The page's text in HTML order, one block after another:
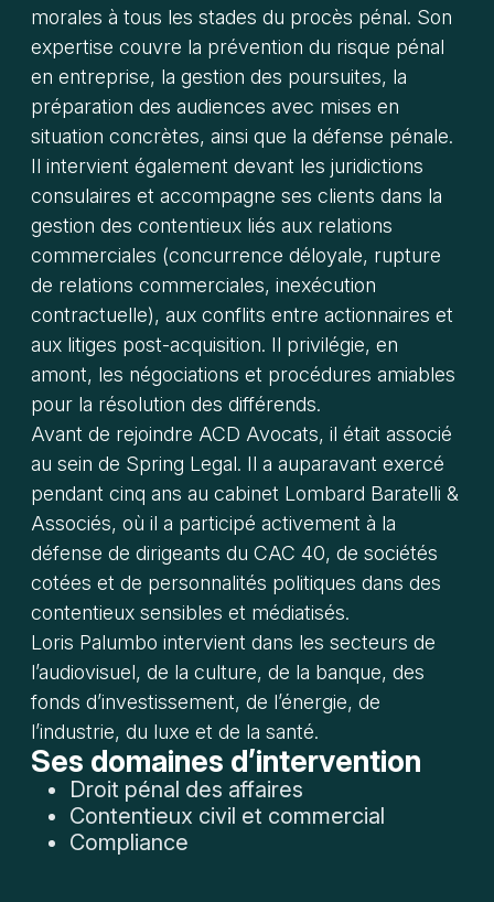
morales à tous les stades du procès pénal. Son
expertise couvre la prévention du risque pénal
en entreprise, la gestion des poursuites, la
préparation des audiences avec mises en
situation concrètes, ainsi que la défense pénale.
Il intervient également devant les juridictions
consulaires et accompagne ses clients dans la
gestion des contentieux liés aux relations
commerciales (concurrence déloyale, rupture
de relations commerciales, inexécution
contractuelle), aux conflits entre actionnaires et
aux litiges post-acquisition. Il privilégie, en
amont, les négociations et procédures amiables
pour la résolution des différends.
Avant de rejoindre ACD Avocats, il était associé
au sein de Spring Legal. Il a auparavant exercé
pendant cinq ans au cabinet Lombard Baratelli &
Associés, où il a participé activement à la
défense de dirigeants du CAC 40, de sociétés
cotées et de personnalités politiques dans des
contentieux sensibles et médiatisés.
Loris Palumbo intervient dans les secteurs de
l’audiovisuel, de la culture, de la banque, des
fonds d’investissement, de l’énergie, de
l’industrie, du luxe et de la santé.
Ses domaines d’intervention
Droit pénal des affaires
Contentieux civil et commercial
Compliance